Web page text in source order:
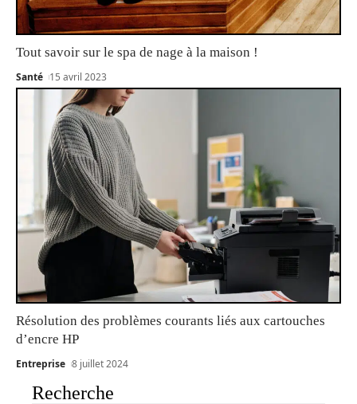
Tout savoir sur le spa de nage à la maison !
Santé 15 avril 2023
Résolution des problèmes courants liés aux cartouches
d’encre HP
Entreprise 8 juillet 2024
Recherche